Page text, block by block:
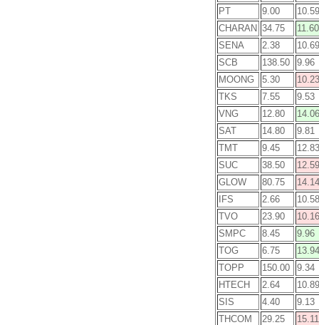
PT
9.00
10.59
CHARAN 34.75
11.60
SENA
2.38
10.69
SCB
138.50
9.96
MOONG
5.30
10.23
TKS
7.55
9.53
VNG
12.80
14.06
SAT
14.80
9.81
TMT
9.45
12.83
SUC
38.50
12.59
GLOW
80.75
14.14
IFS
2.66
10.58
TVO
23.90
10.16
SMPC
8.45
9.96
TOG
6.75
13.94
TOPP
150.00
9.34
HTECH
2.64
10.89
SIS
4.40
9.13
THCOM
29.25
15.11